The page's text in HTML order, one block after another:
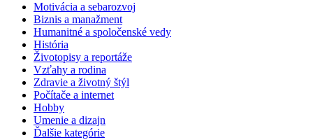
Motivácia a sebarozvoj
Biznis a manažment
Humanitné a spoločenské vedy
História
Životopisy a reportáže
Vzťahy a rodina
Zdravie a životný štýl
Počítače a internet
Hobby
Umenie a dizajn
Ďalšie kategórie